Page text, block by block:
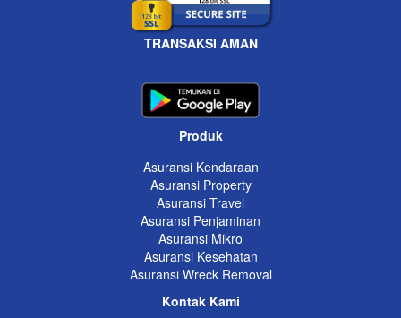
TRANSAKSI AMAN
Produk
Asuransi Kendaraan
Asuransi Property
Asuransi Travel
Asuransi Penjaminan
Asuransi Mikro
Asuransi Kesehatan
Asuransi Wreck Removal
Kontak Kami